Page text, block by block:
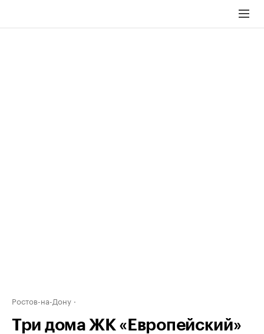
Ростов-на-Дону
Три дома ЖК «Европейский»